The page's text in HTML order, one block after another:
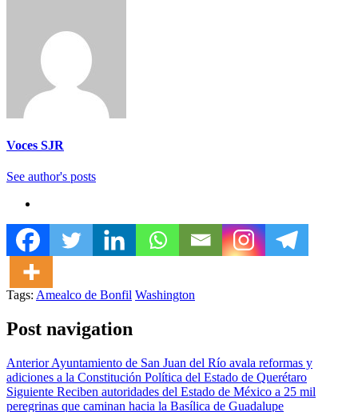
Voces SJR
See author's posts
Tags: Amealco de Bonfil Washington
Post navigation
AnteriorAyuntamiento de San Juan del Río avala reformas y
adiciones a la Constitución Política del Estado de Querétaro
Siguiente Reciben autoridades del Estado de México a 25 mil
peregrinas que caminan hacia la Basílica de Guadalupe